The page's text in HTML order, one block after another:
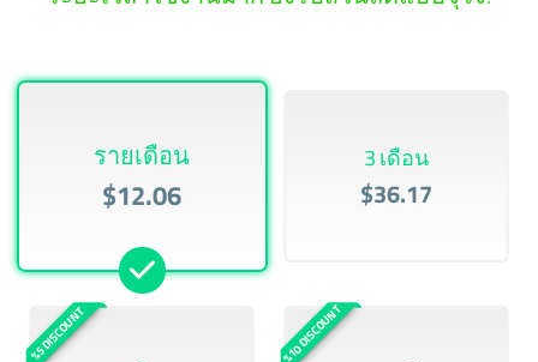
รายเดือน
$12.06
3 เดือน
$36.17
%5 DISCOUNT %10 DISCOUNT